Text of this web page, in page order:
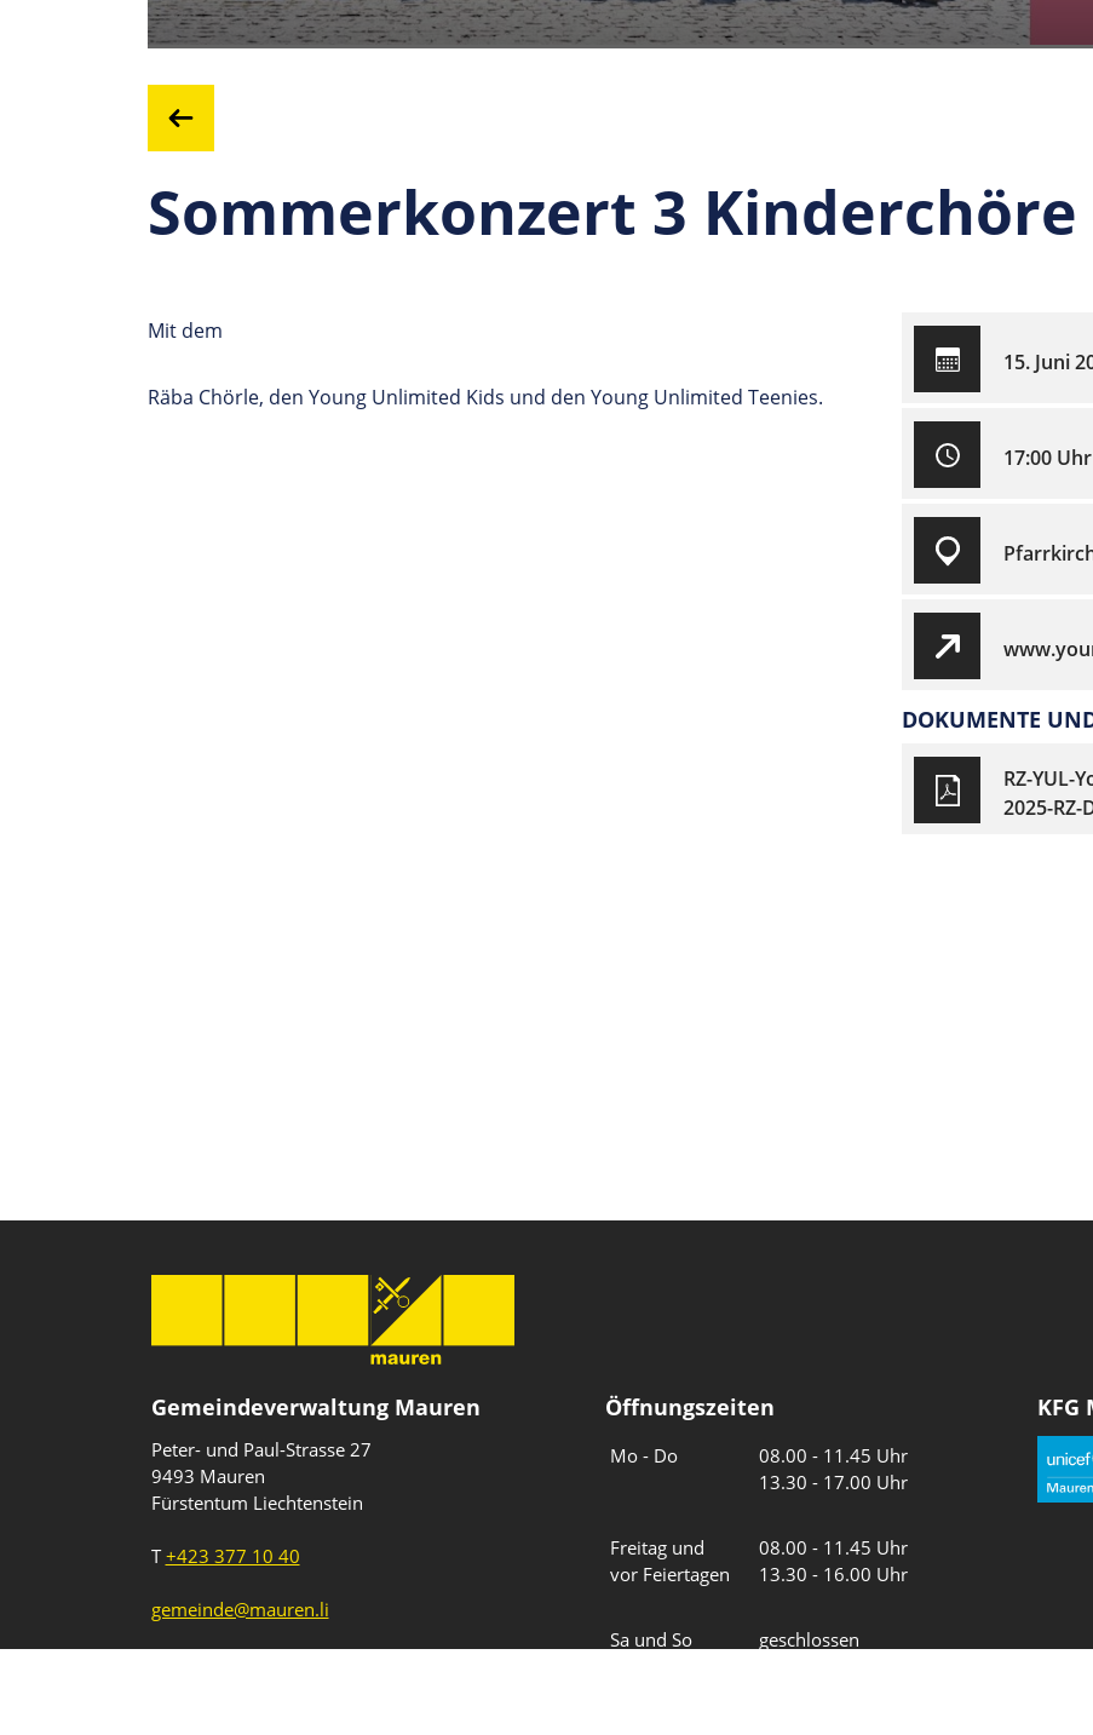
Sommerkonzert 3 Kinderchöre
Mit dem
Räba Chörle, den Young Unlimited Kids und den Young Unlimited Teenies.
15. Juni
17:00 Uhr
DOKUMENTE
RZ-YUL-
2025-
Gemeindeverwaltung Mauren
Peter- und Paul-Strasse 27
9493 Mauren
Fürstentum Liechtenstein
T+423 377 10 40
gemeinde@mauren.li
Öffnungszeiten
Mo - Do
08.00 - 11.45 Uhr
13.30 - 17.00 Uhr
Freitag und
vor Feiertagen
08.00 - 11.45 Uhr
13.30 - 16.00 Uhr
Sa und So geschlossen
KFG